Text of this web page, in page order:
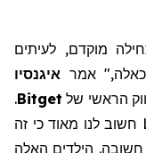
מוקדם, לעיתים
כאלה," אמר איגנסיו
הראשי של Bitget
.
הילדים האלה